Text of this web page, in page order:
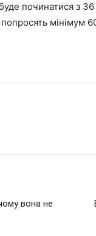
починатися з
мінімум
вона не